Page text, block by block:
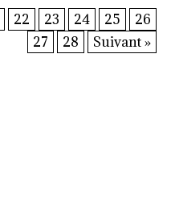
22 23 24 25
26
27
28 Suivant »